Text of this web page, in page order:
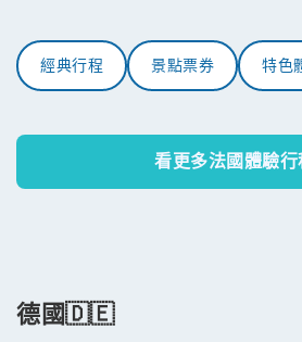
經典行程 景點票券 特色
看更多法國體驗行
德國🇩🇪